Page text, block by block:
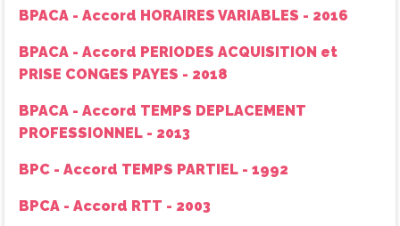
BPACA - Accord HORAIRES VARIABLES - 2016
BPACA - Accord PERIODES ACQUISITION et
PRISE CONGES PAYES - 2018
BPACA - Accord TEMPS DEPLACEMENT
PROFESSIONNEL - 2013
BPC - Accord TEMPS PARTIEL - 1992
BPCA - Accord RTT - 2003